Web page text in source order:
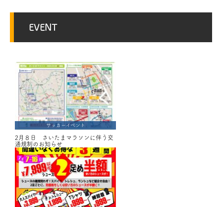
EVENT
サッカーイベント
2月８日 さいたまマラソンに伴う交
通規制のお知らせ